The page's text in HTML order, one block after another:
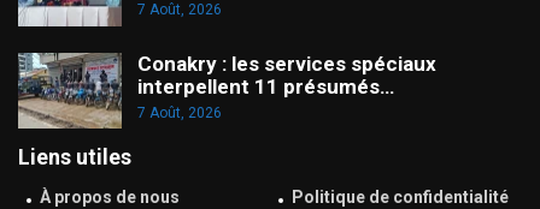
7 Août, 2026
Conakry : les services spéciaux
interpellent 11 présumés…
7 Août, 2026
Liens utiles
À propos de nous Politique de confidentialité